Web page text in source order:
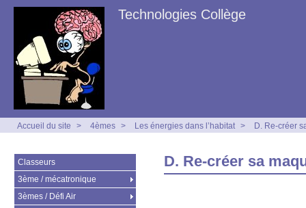
Technologies Collège
Accueil du site > 4èmes > Les énergies dans l’habitat > D. Re-créer
D. Re-créer sa
Classeurs
3ème / mécatronique
3èmes / Défi Air